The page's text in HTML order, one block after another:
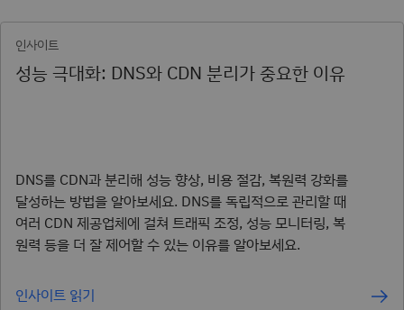
인사이트
성능 극대화: DNS와 CDN 분리가 중요한 이유
DNS를 CDN과 분리해 성능 향상, 비용 절감, 복원력 강화를
달성하는 방법을 알아보세요. DNS를 독립적으로 관리할 때
여러 CDN 제공업체에 걸쳐 트래픽 조정, 성능 모니터링, 복
원력 등을 더 잘 제어할 수 있는 이유를 알아보세요.
인사이트 읽기